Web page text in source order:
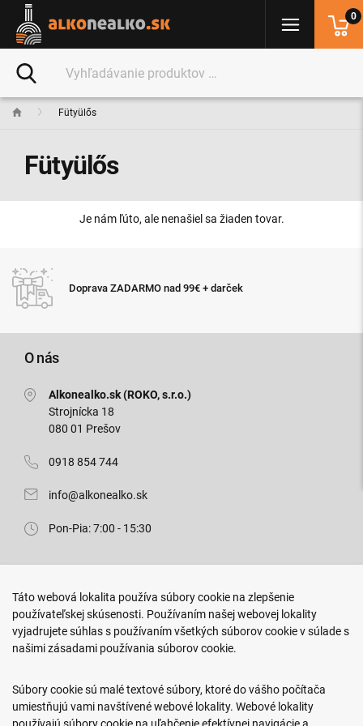
Fütyülős
Fütyülős
Je nám ľúto, ale nenašiel sa žiaden tovar.
Doprava ZADARMO nad 99€ + darček
O nás
Alkonealko.sk (ROKO, s.r.o.)
Strojnícka 18
080 01 Prešov
0918 854 744
info@alkonealko.sk
Pon-Pia: 7:00 - 15:30
Arm. gen. Svobodu 23/A
080 01 Prešov
0917 466 578
sekcovpredajna@doroka.sk
Pon-Ned: 9:00 - 20:00
0
Táto webová lokalita používa súbory cookie na zlepšenie
používateľskej skúsenosti. Používaním našej webovej lokality
vyjadrujete súhlas s používaním všetkých súborov cookie v súlade s
našimi zásadami používania súborov cookie.
Súbory cookie sú malé textové súbory, ktoré do vášho počítača
umiestňujú vami navštívené webové lokality. Webové lokality
používajú súbory cookie na uľahčenie efektívnej navigácie a